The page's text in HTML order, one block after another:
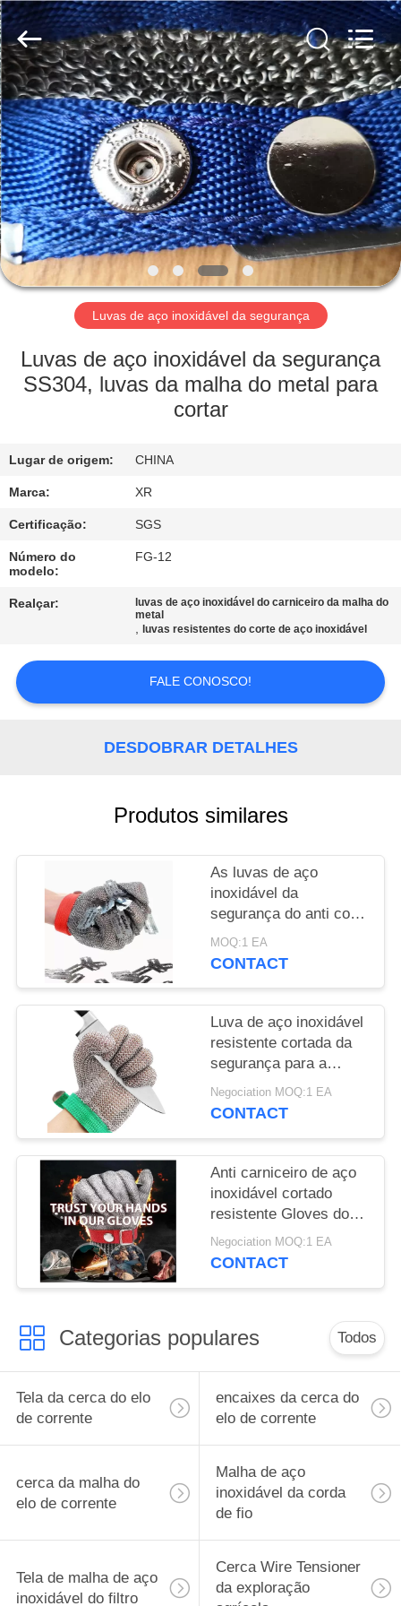
CASA
PRODUTOS
SOBRE
NÓS
EXCURSÃO
FÁBRICA
QUALIDADE
CONTACTE-
NOS
PEÇA
CITAÇÕES
AN
PING
XI
RUN
METAL
MESH
CO.,LTD.
All
Rights
Reserved.
Luvas de aço inoxidável da segurança
Luvas de aço inoxidável da segurança
SS304, luvas da malha do metal para
cortar
Lugar de origem: CHINA
Marca: XR
Certificação: SGS
Número do
modelo:
FG-12
Realçar:
luvas de aço inoxidável do carniceiro da malha do
metal
, luvas resistentes do corte de aço inoxidável
FALE CONOSCO!
DESDOBRAR DETALHES
Produtos similares
As luvas de aço
inoxidável da
segurança do anti corte
prendem o metal Mesh
Cut Resistant
MOQ:1 EA
CONTACT
Luva de aço inoxidável
resistente cortada da
segurança para a
transformação de
produtos alimentares
Negociation MOQ:1 EA
CONTACT
Anti carniceiro de aço
inoxidável cortado
resistente Gloves dos
dedos da malha 5 do
metal da segurança
Negociation MOQ:1 EA
CONTACT
Categorias populares Todos
Tela da cerca do elo
de corrente
encaixes da cerca do
elo de corrente
cerca da malha do
elo de corrente
Malha de aço
inoxidável da corda
de fio
Tela de malha de aço
inoxidável do filtro
Cerca Wire Tensioner
da exploração